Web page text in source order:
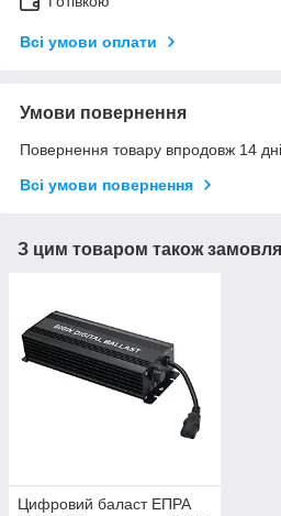
Всі умови оплати
Умови повернення
Повернення товару впродовж 14
Всі умови повернення
З цим товаром також
Цифровий баласт ЕПРА